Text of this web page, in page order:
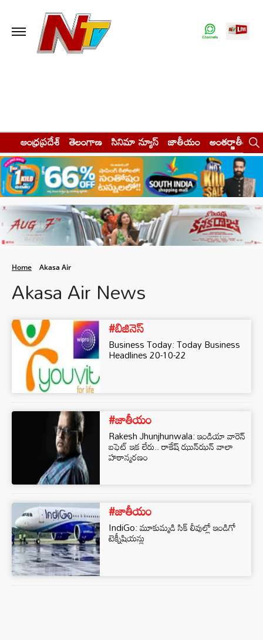
ఆంధ్రప్రదేశ్ తెలంగాణ సినిమా న్యూస్ జాతీయం అంతర్జాతీయం
Home Akasa Air
Akasa Air News
#బిజినెస్‌
Business Today: Today Business
Headlines 20-10-22
#జాతీయం
Rakesh Jhunjhunwala: ఇండియా వారెన్
బఫెట్ ఇక లేరు.. రాకేష్ ఝున్‌ఝన్ వాలా
హఠాన్మరణం
#జాతీయం
IndiGo: మూకుమ్మడి సిక్ లీవుల్లో ఇండిగో
టెక్నీషియన్లు